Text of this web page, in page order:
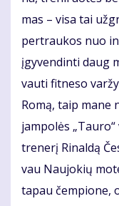
mas – vi­sa tai
per­trau­kos nuo
įgy­ven­din­ti daug
vau­ti fit­ne­so
Ro­mą, taip ma­ne
jam­po­lės
tre­ne­rį Ri­nal­dą
vau Nau­jo­kių
ta­pau čem­pio­ne,